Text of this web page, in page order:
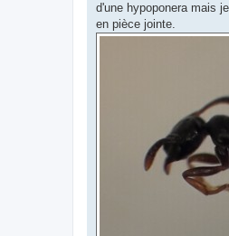
d'une hypoponera mais
en pièce jointe.